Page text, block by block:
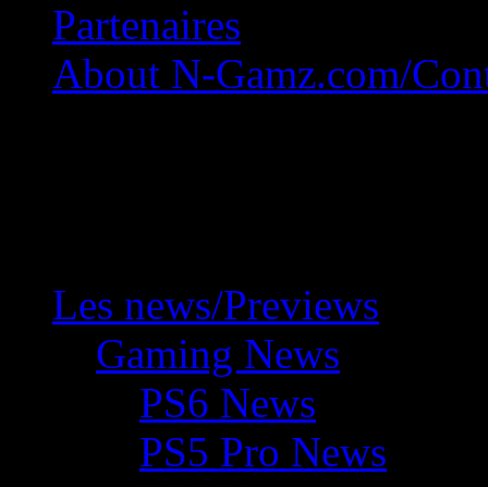
Partenaires
About N-Gamz.com/
Les news/Previews
Gaming News
PS6 News
PS5 Pro News